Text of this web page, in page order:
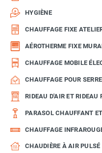
HYGIÈNE
CHAUFFAGE FIXE
AÉROTHERME FIXE
CHAUFFAGE MOBILE
CHAUFFAGE POUR
RIDEAU D'AIR ET RIDEAU
PARASOL CHAUFFANT
CHAUFFAGE
CHAUDIÈRE À AIR PULSÉ